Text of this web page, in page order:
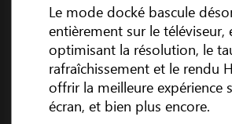
Le mode docké bascule
entièrement sur le téléviseur,
optimisant la résolution, le
rafraîchissement et le rendu
offrir la meilleure expérience
écran, et bien plus encore.
3
EN SAVOIR PLUS LIRE LA